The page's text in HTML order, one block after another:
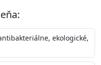
s iónmi
zloženiu
na povrchu náteru.
s
čistotu ako sú
ekologické,